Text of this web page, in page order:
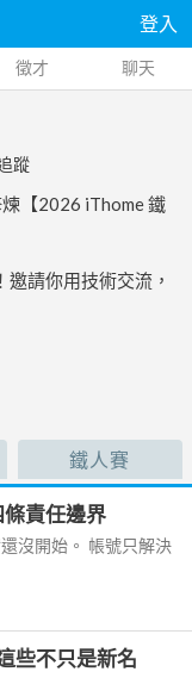
登入
徵才 聊天
蹤
【2026 iThome 鐵
請你用技術交流，
鐵人賽
責任邊界
沒開始。 帳號只解決
些不只是新名